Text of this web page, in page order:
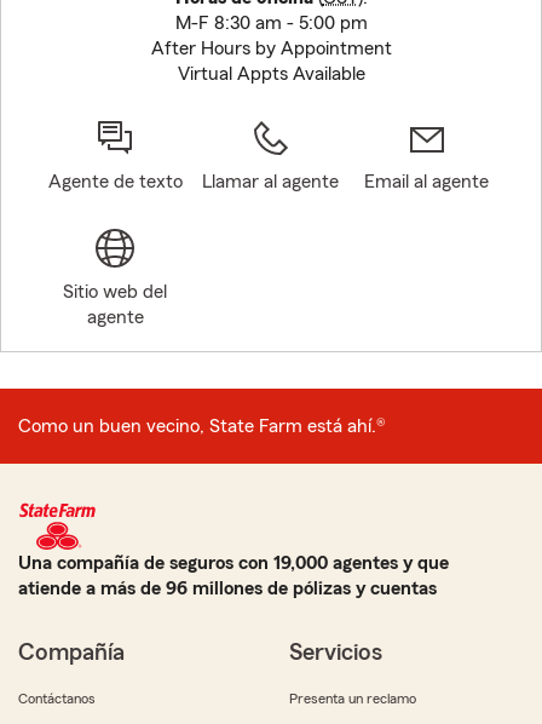
M-F 8:30 am - 5:00 pm
After Hours by Appointment
Virtual Appts Available
Agente de texto Llamar al agente Email al agente
Sitio web del
agente
Como un buen vecino, State Farm está ahí.®
Una compañía de seguros con 19,000 agentes y que
atiende a más de 96 millones de pólizas y cuentas
Compañía
Contáctanos
Servicios
Presenta un reclamo